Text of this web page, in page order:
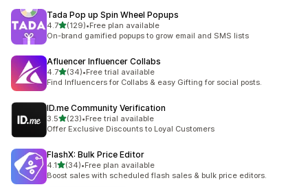
Tada Pop up Spin Wheel Popups
4.7별 5개 중
(129)
총 리뷰 129개
•Free plan available
On-brand gamified popups to grow email and SMS lists
Afluencer Influencer Collabs
4.7별 5개 중
(34)
총 리뷰 34개
•Free trial available
Find Influencers for Collabs & easy Gifting for social posts.
ID.me Community Verification
3.5별 5개 중
(23)
총 리뷰 23개
•Free trial available
Offer Exclusive Discounts to Loyal Customers
FlashX: Bulk Price Editor
4.1별 5개 중
(34)
총 리뷰 34개
•Free plan available
Boost sales with scheduled flash sales & bulk price editors.